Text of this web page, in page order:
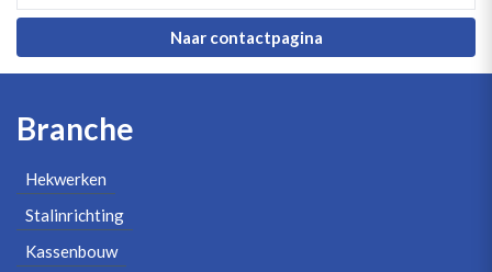
Naar contactpagina
Branche
Hekwerken
Stalinrichting
Kassenbouw